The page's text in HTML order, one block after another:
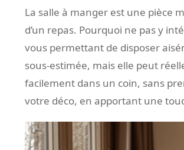
La salle à manger est une pièce
d’un repas. Pourquoi ne pas y
vous permettant de disposer
sous-estimée, mais elle peut
facilement dans un coin, sans
votre déco, en apportant une